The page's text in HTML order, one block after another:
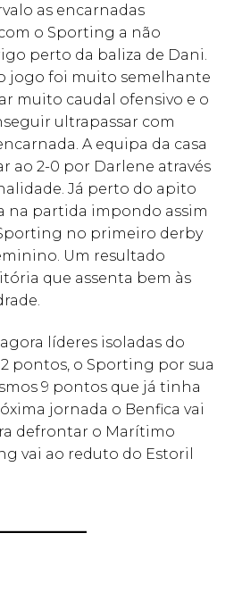
as encarnadas
o Sporting a não
perto da baliza de Dani.
jogo foi muito semelhante
muito caudal ofensivo e o
ultrapassar com
A equipa da casa
ao 2-0 por Darlene através
Já perto do apito
na partida impondo assim
no primeiro derby
Um resultado
que assenta bem às
líderes isoladas do
pontos, o Sporting por sua
9 pontos que já tinha
jornada o Benfica vai
defrontar o Marítimo
vai ao reduto do Estoril